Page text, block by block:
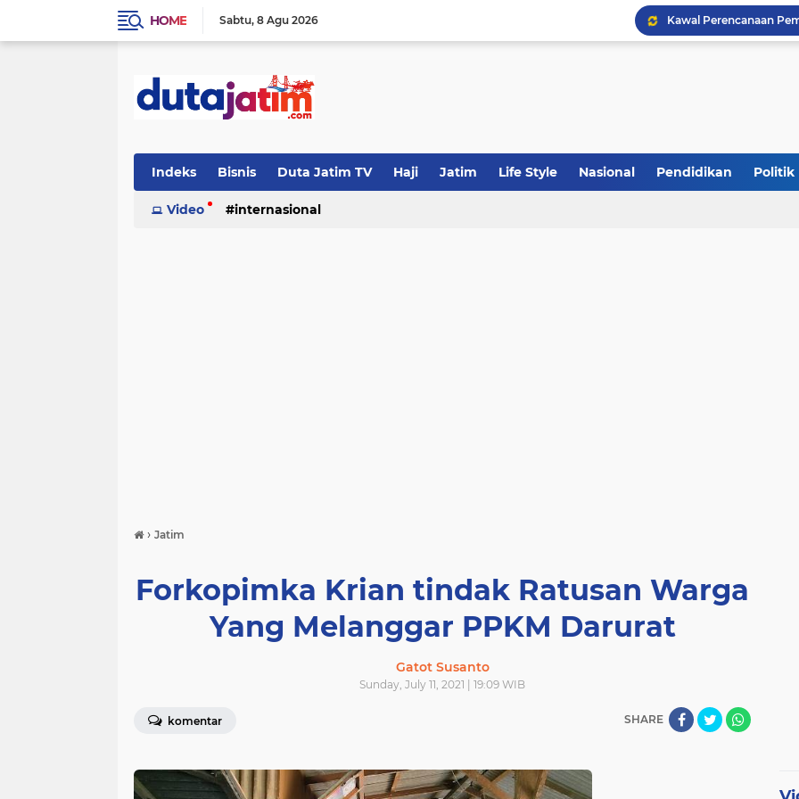
HOME Sabtu 8 Agu 2026
Sinergi Fiskal Moneter:
Indeks Bisnis Duta Jatim TV Haji Jatim Life Style Nasional Pendidikan Politik
Video internasional
› Jatim
Forkopimka Krian tindak Ratusan Warga
Yang Melanggar PPKM Darurat
Gatot Susanto
Sunday, July 11, 2021 | 19:09 WIB
komentar SHARE